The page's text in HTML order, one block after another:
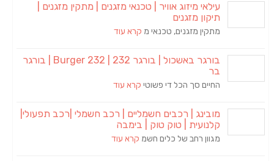
עילאי מיזוג אוויר | טכנאי מזגנים | מתקין מזגנים |
תיקון מזגנים
מתקין מזגנים, טכנאי מ קרא עוד
בורגר באשכול | בורגר 232 | Burger 232 | בורגר
בר
החיים סך הכל די פשוטי קרא עוד
מובינג | רכבים חשמליים | רכב חשמלי |רכב תפעולי|
קלנועית | טוק טוק | בימבה
מגוון רחב של כלים חשמ קרא עוד